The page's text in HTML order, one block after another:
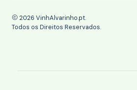
2026 VinhAlvarinho.pt.
Todos os Direitos Reservados.